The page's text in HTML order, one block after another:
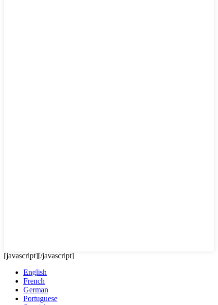
[javascript][/javascript]
English
French
German
Portuguese